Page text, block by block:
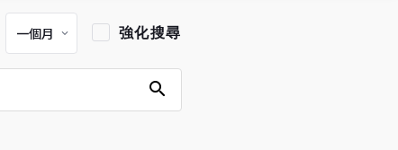
強化搜尋